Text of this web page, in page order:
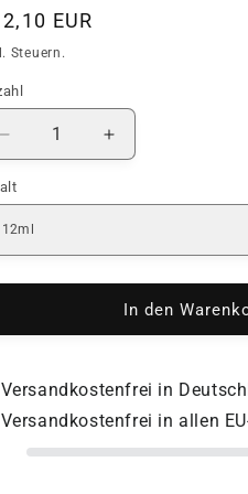
EUR
Steuern.
Verringere
die
Menge
COVER
BASE
|
Erhöhe
die
BASE
|
DNKa
In den
Versandkostenfrei in
Versandkostenfrei in allen